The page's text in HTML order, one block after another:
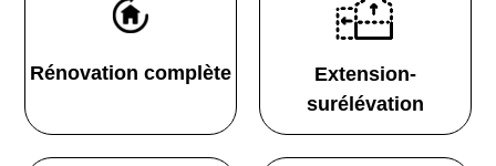
Rénovation complète
Extension-
surélévation